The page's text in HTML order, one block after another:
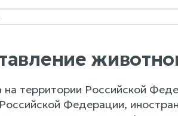
территории Российской
Федерации,